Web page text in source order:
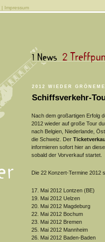
| Impressum
2012 WIEDER
Schiffsverkehr-
Nach dem großartigen Erfolg
2012 wieder auf große Tour
nach Belgien, Niederlande,
die Schweiz. Der
informieren sofort hier an
sobald der Vorverkauf startet.
Die 22 Konzert-Termine 2012
17. Mai 2012 Lontzen (BE)
19. Mai 2012 Uelzen
20. Mai 2012 Magdeburg
22. Mai 2012 Bochum
23. Mai 2012 Bremen
25. Mai 2012 Mannheim
26. Mai 2012 Baden-Baden